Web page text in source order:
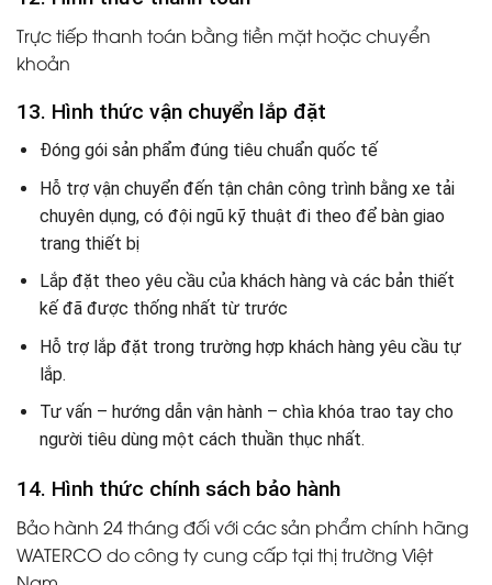
Trực tiếp thanh toán bằng tiền mặt hoặc chuyển
khoản
13. Hình thức vận chuyển lắp đặt
Đóng gói sản phẩm đúng tiêu chuẩn quốc tế
Hỗ trợ vận chuyển đến tận chân công trình bằng xe tải
chuyên dụng, có đội ngũ kỹ thuật đi theo để bàn giao
trang thiết bị
Lắp đặt theo yêu cầu của khách hàng và các bản thiết
kế đã được thống nhất từ trước
Hỗ trợ lắp đặt trong trường hợp khách hàng yêu cầu tự
lắp.
Tư vấn – hướng dẫn vận hành – chìa khóa trao tay cho
người tiêu dùng một cách thuần thục nhất.
14. Hình thức chính sách bảo hành
Bảo hành 24 tháng đối với các sản phẩm chính hãng
WATERCO do công ty cung cấp tại thị trường Việt